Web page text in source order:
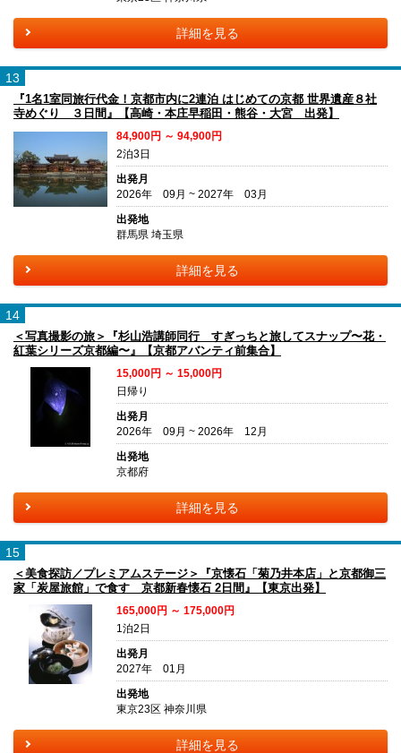
詳細を見る
13
『1名1室同旅行代金！京都市内に2連泊 はじめての京都 世界遺産８社
寺めぐり ３日間』【高崎・本庄早稲田・熊谷・大宮 出発】
84,900円 ～ 94,900円
2泊3日
出発月
2026年 09月 ~ 2027年 03月
出発地
群馬県 埼玉県
詳細を見る
14
＜写真撮影の旅＞『杉山浩講師同行 すぎっちと旅してスナップ〜花・
紅葉シリーズ京都編〜』【京都アバンティ前集合】
15,000円 ～ 15,000円
日帰り
出発月
2026年 09月 ~ 2026年 12月
出発地
京都府
詳細を見る
15
＜美食探訪／プレミアムステージ＞『京懐石「菊乃井本店」と京都御三
家「炭屋旅館」で食す 京都新春懐石 2日間』【東京出発】
165,000円 ～ 175,000円
1泊2日
出発月
2027年 01月
出発地
東京23区 神奈川県
詳細を見る